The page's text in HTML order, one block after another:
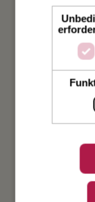
Hochzeit
Weihnachten
Geburtstag